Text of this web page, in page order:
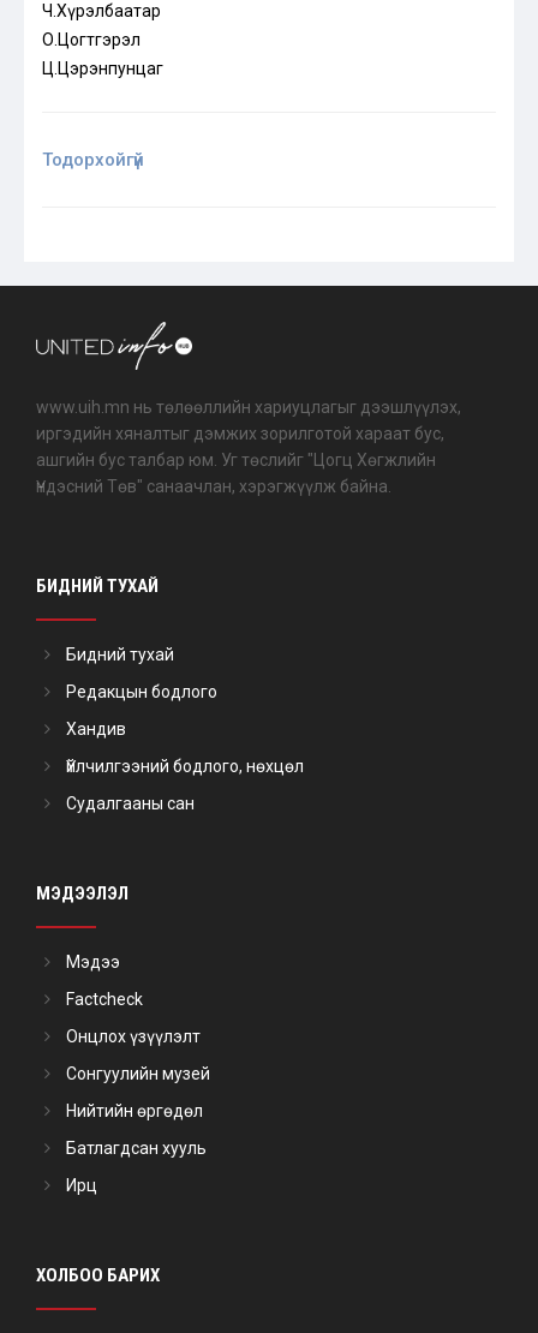
Ч.Хүрэлбаатар
О.Цогтгэрэл
Ц.Цэрэнпунцаг
Тодорхойгүй
www.uih.mn нь төлөөллийн хариуцлагыг дээшлүүлэх,
иргэдийн хяналтыг дэмжих зорилготой хараат бус,
ашгийн бус талбар юм. Уг төслийг "Цогц Хөгжлийн
Үндэсний Төв" санаачлан, хэрэгжүүлж байна.
БИДНИЙ ТУХАЙ
Бидний тухай
Редакцын бодлого
Хандив
Үйлчилгээний бодлого, нөхцөл
Судалгааны сан
МЭДЭЭЛЭЛ
Мэдээ
Factcheck
Онцлох үзүүлэлт
Сонгуулийн музей
Нийтийн өргөдөл
Батлагдсан хууль
Ирц
ХОЛБОО БАРИХ